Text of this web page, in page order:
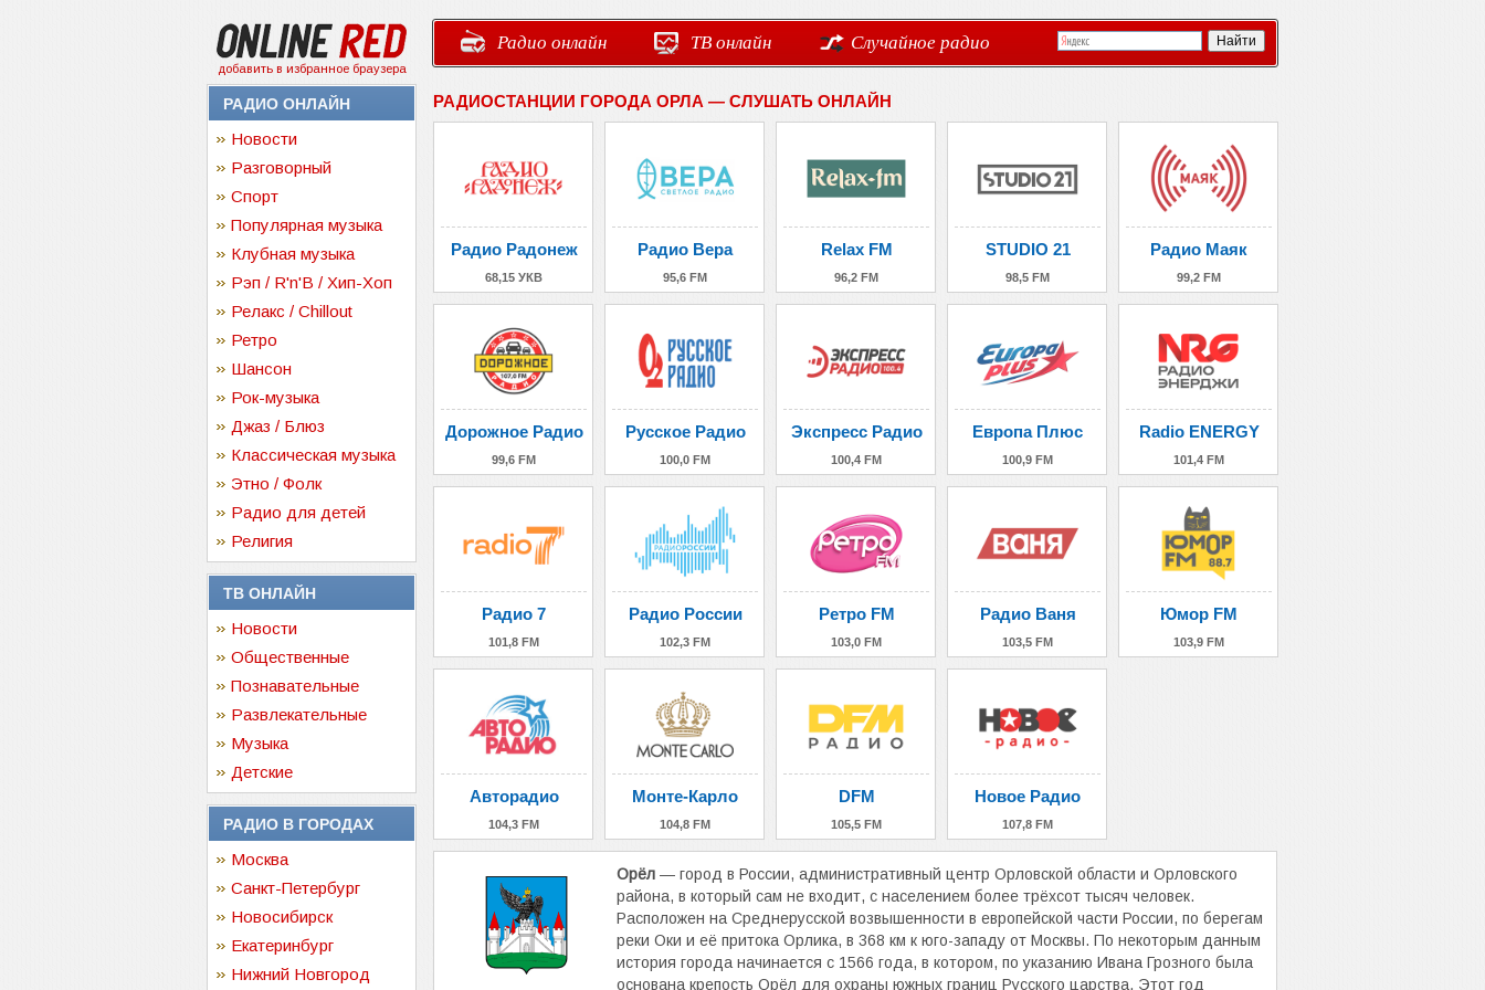
добавить в избранное браузера
Радио онлайн ТВ онлайн Случайное радио
РАДИО ОНЛАЙН
Новости
Разговорный
Спорт
Популярная музыка
Клубная музыка
Рэп / R'n'B / Хип-Хоп
Релакс / Chillout
Ретро
Шансон
Рок-музыка
Джаз / Блюз
Классическая музыка
Этно / Фолк
Радио для детей
Религия
ТВ ОНЛАЙН
Новости
Общественные
Познавательные
Развлекательные
Музыка
Детские
РАДИО В ГОРОДАХ
Москва
Санкт-Петербург
Новосибирск
Екатеринбург
Нижний Новгород
РАДИОСТАНЦИИ ГОРОДА ОРЛА — СЛУШАТЬ ОНЛАЙН
Радио Радонеж
68,15 УКВ
Радио Вера
95,6 FM
Relax FM
96,2 FM
STUDIO 21
98,5 FM
Радио Маяк
99,2 FM
Дорожное Радио
99,6 FM
Русское Радио
100,0 FM
Экспресс Радио
100,4 FM
Европа Плюс
100,9 FM
Radio ENERGY
101,4 FM
Радио 7
101,8 FM
Радио России
102,3 FM
Ретро FM
103,0 FM
Радио Ваня
103,5 FM
Юмор FM
103,9 FM
Авторадио
104,3 FM
Монте-Карло
104,8 FM
DFM
105,5 FM
Новое Радио
107,8 FM
Орёл — город в России, административный центр Орловской области и Орловского
района, в который сам не входит, с населением более трёхсот тысяч человек.
Расположен на Среднерусской возвышенности в европейской части России, по берегам
реки Оки и её притока Орлика, в 368 км к юго-западу от Москвы. По некоторым данным
история города начинается с 1566 года, в котором, по указанию Ивана Грозного была
основана крепость Орёл для охраны южных границ Русского царства. Этот год